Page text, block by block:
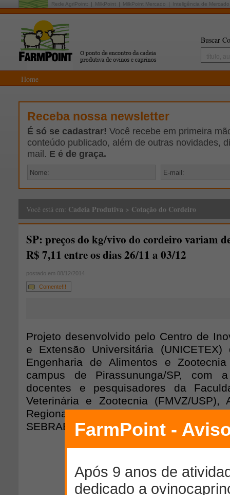
Rede AgriPoint: MilkPoint MilkPoint Mercado Inteligência de Mercado
Buscar
Home
Receba nossa newsletter
É só se cadastrar! Você recebe em primeira
conteúdo publicado, além de outras novidades,
mail. E é de graça.
Você está em: Cadeia Produtiva > Cotação do Cordeiro
SP: preços do kg/vivo do cordeiro variam
R$ 7,11 entre os dias 26/11 a 03/12
postado em 08/12/2014
Comente!!!
Projeto desenvolvido pelo Centro de
e Extensão Universitária
Engenharia de Alimentos e
campus de Pirassununga/SP, com
docentes e pesquisadores da
Veterinária e Zootecnia (FMVZ/USP),
Regional da Alta Sorocabana, Unidade
SEBRAE-SP, ASPACO.